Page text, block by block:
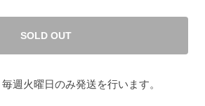
SOLD OUT
週火曜日のみ発送を行います。